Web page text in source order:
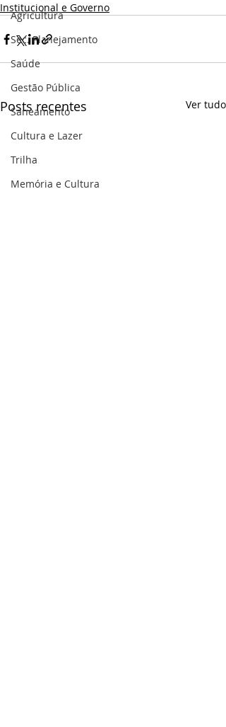
Agricultura
Sec. Planejamento
Saúde
Gestão Pública
Saneamento
Cultura e Lazer
Trilha
Memória e Cultura
Institucional e Governo
Posts recentes Ver tudo